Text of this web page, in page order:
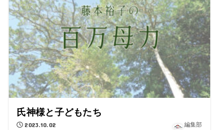
氏神様と子どもたち
2023.10.02 編集部